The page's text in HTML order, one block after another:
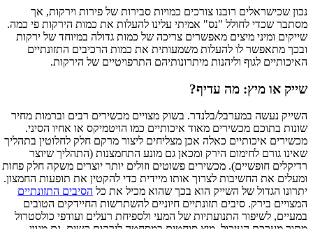
נכון שכישראלים רובנו צורכים כמויות סבירות של פירות וירקות, אך
מסתבר שכדי לחולל "נס" אמיתי עלינו להעלות את כמות הירקות פי כמה.
שייקים ומיני מיצים מאפשרים צריכה של כמות גדולה במיוחד של ירקות
ובכך מתאפשר לו להעלות משמעותית את כמות הרכיבים התזונתיים
האיכותיים לגוף וליהנות מיתרונותיהם התרפויטיים של הירקות.
שייק או מיץ: מה עדיף?
השייק נעשה במערבל/בלנדר. בשוק מצויים מכשירים רבים וברמות מחיר
שונות בתוכם מכשירים מאוד איכותיים כמו הויטמיקס או אחיו הסיני.
מכשירים איכותיים כאלה אכן מצליחים ליצור מרקם חלק לחלוטין בתהליך
שאינו גורם לחימום הירק ומכאן גם מונע התחמצנות (התהליך שיוצר
רדיקלים חופשיים). מכשירים פשוטים וזולים יותר יוצרים משקה חלק פחות
ומעלים את החשיבות לצרוך אותו מיידית כדי להקטין את תופעות החמצון.
יתרונו הגדול של השייק הוא בכך שהוא מכיל את כל הסיבים התזונתיים
המצויים בירק. סיבים תזונתיים חיוניים להשתרשות החיידקים הטובים
במעיים, לשיפור התנועתיות של המעי ולספיחת רעלים ועודפי כולסטרול